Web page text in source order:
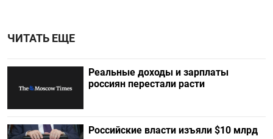
ЧИТАТЬ ЕЩЕ
Реальные доходы и зарплаты
россиян перестали расти
Российские власти изъяли $10 млрд